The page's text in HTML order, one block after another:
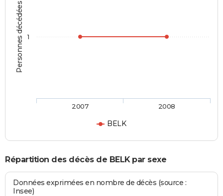
Personnes décédées
BELK
2007 2008
1
Répartition des décès de BELK par sexe
Données exprimées en nombre de décès (source :
Insee)